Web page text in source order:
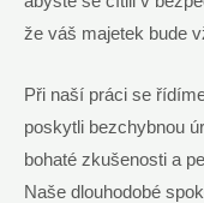
že váš majetek bude
Při naší práci se
poskytli bezchybnou
bohaté zkušenosti a
Naše dlouhodobé